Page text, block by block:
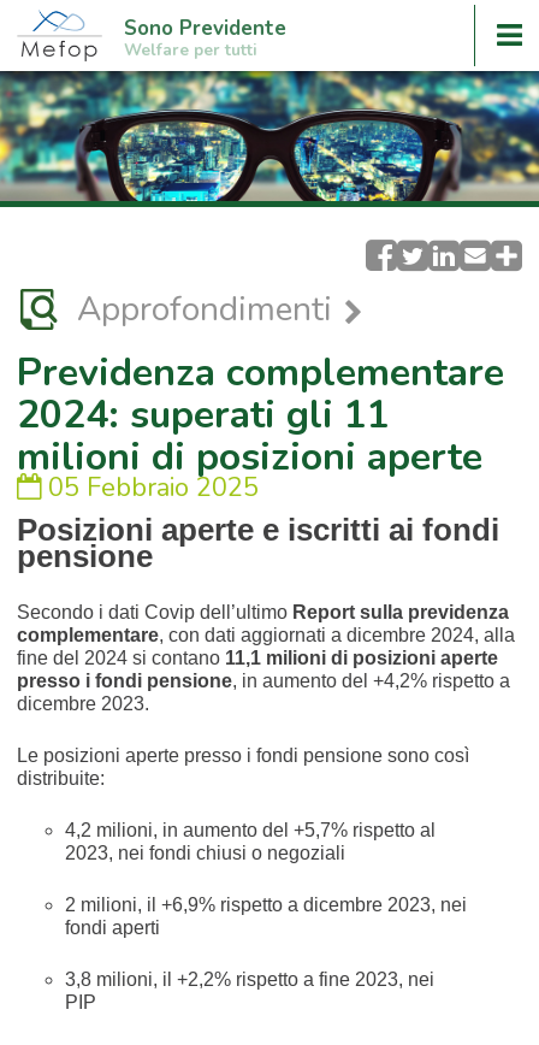
Sono Previdente
Welfare per tutti
Approfondimenti
Previdenza complementare
2024: superati gli 11
milioni di posizioni aperte
05 Febbraio 2025
Posizioni aperte e iscritti ai fondi
pensione
Secondo i dati Covip dell’ultimo Report sulla previdenza
complementare, con dati aggiornati a dicembre 2024, alla
fine del 2024 si contano 11,1 milioni di posizioni aperte
presso i fondi pensione, in aumento del +4,2% rispetto a
dicembre 2023.
Le posizioni aperte presso i fondi pensione sono così
distribuite:
4,2 milioni, in aumento del +5,7% rispetto al
2023, nei fondi chiusi o negoziali
2 milioni, il +6,9% rispetto a dicembre 2023, nei
fondi aperti
3,8 milioni, il +2,2% rispetto a fine 2023, nei
PIP